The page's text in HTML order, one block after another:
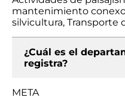
mantenimiento
silvicultura, Transporte
¿Cuál es el
registra?
META